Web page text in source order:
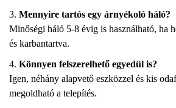
Mennyire tartós egy árnyékoló háló?
Minőségi háló 5-8 évig is használható, ha
és karbantartva.
Könnyen felszerelhető egyedül is?
Igen, néhány alapvető eszközzel és kis
megoldható a telepítés.